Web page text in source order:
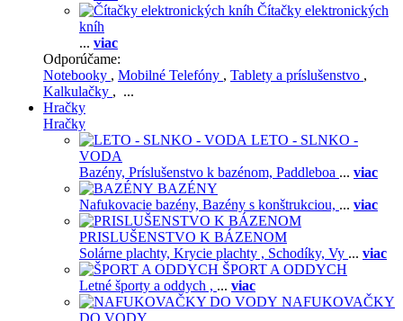
Čítačky elektronických
kníh
... viac
Odporúčame:
Notebooky , Mobilné Telefóny , Tablety a príslušenstvo ,
Kalkulačky , ...
Hračky
Hračky
LETO - SLNKO -
VODA
Bazény, Príslušenstvo k bazénom, Paddleboa ... viac
BAZÉNY
Nafukovacie bazény, Bazény s konštrukciou, ... viac
PRISLUŠENSTVO K BÁZENOM
Solárne plachty, Krycie plachty , Schodíky, Vy ... viac
ŠPORT A ODDYCH
Letné športy a oddych , ... viac
NAFUKOVAČKY
DO VODY